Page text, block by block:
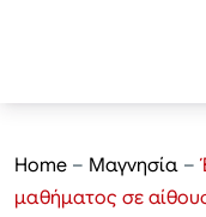
Home – Μαγνησία –
μαθήματος σε